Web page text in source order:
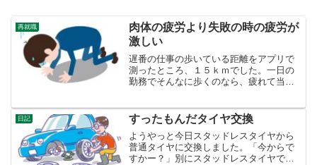
再就職
肉体の疲労より失敗の時の疲労が
激しい
遅番の仕事の歩いている距離をアプリで
測ったところ、１５ｋｍでした。一日の
勤務でそんなに歩くのなら、疲れて当然
を２ヶ月半繰り返して、体はなんとか慣
れつつあります。若い時は...
日記 すったもんだタイヤ交換
ようやっと今日スタッドレスタイヤから
普通タイヤに交換しました。「今からで
すかー？」別にスタッドレスタイヤで走